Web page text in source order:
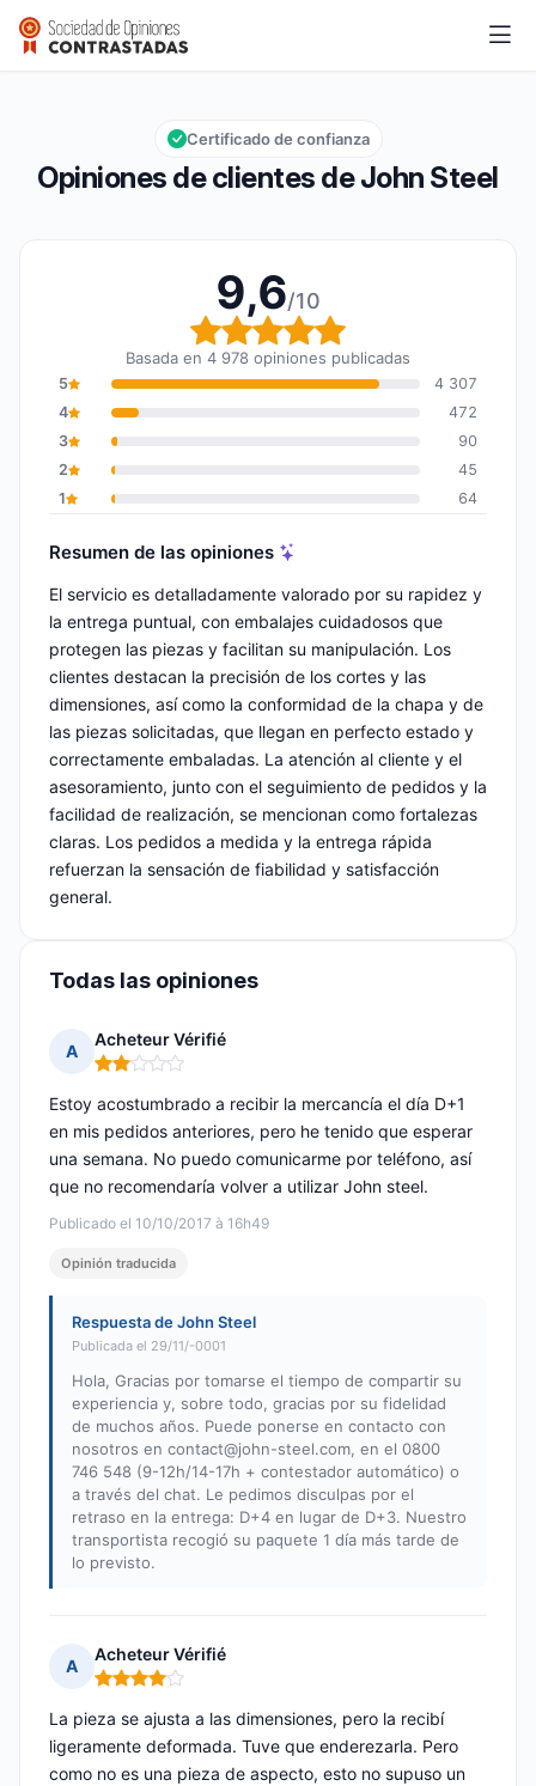
John Steel
Calificación global: 9,6 de 10
9,6/10
Opiniones de clientes de John Steel
Certificado de confianza
9,6/10
Calificación global: 9,6
Basada en 4 978 opiniones publicadas
5
4 307
4
472
3
90
2
45
1
64
Resumen de las opiniones
El servicio es detalladamente valorado por su rapidez y
la entrega puntual, con embalajes cuidadosos que
protegen las piezas y facilitan su manipulación. Los
clientes destacan la precisión de los cortes y las
dimensiones, así como la conformidad de la chapa y de
las piezas solicitadas, que llegan en perfecto estado y
correctamente embaladas. La atención al cliente y el
asesoramiento, junto con el seguimiento de pedidos y la
facilidad de realización, se mencionan como fortalezas
claras. Los pedidos a medida y la entrega rápida
refuerzan la sensación de fiabilidad y satisfacción
general.
Todas las opiniones
A
Acheteur Vérifié
Nota: 2 de 5
Publicado el 10/10/2017 à 16h49
Estoy acostumbrado a recibir la mercancía el día D+1
en mis pedidos anteriores, pero he tenido que esperar
una semana. No puedo comunicarme por teléfono, así
que no recomendaría volver a utilizar John steel.
Opinión traducida
Respuesta de John Steel
Publicada el 29/11/-0001
Hola, Gracias por tomarse el tiempo de compartir su
experiencia y, sobre todo, gracias por su fidelidad
de muchos años. Puede ponerse en contacto con
nosotros en contact@john-steel.com, en el 0800
746 548 (9-12h/14-17h + contestador automático) o
a través del chat. Le pedimos disculpas por el
retraso en la entrega: D+4 en lugar de D+3. Nuestro
transportista recogió su paquete 1 día más tarde de
lo previsto.
A
Acheteur Vérifié
Nota: 4 de 5
La pieza se ajusta a las dimensiones, pero la recibí
ligeramente deformada. Tuve que enderezarla. Pero
como no es una pieza de aspecto, esto no supuso un